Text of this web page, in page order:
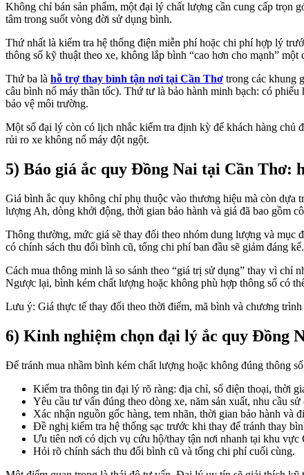
Không chỉ bán sản phẩm, một đại lý chất lượng cần cung cấp trọn
tâm trong suốt vòng đời sử dụng bình.
Thứ nhất là kiểm tra hệ thống điện miễn phí hoặc chi phí hợp lý
thông số kỹ thuật theo xe, không lắp bình “cao hơn cho mạnh”
Thứ ba là hỗ trợ thay bình tận nơi tại Cần Thơ trong các khung
câu bình nổ máy thần tốc). Thứ tư là bảo hành minh bạch: có
bảo vệ môi trường.
Một số đại lý còn có lịch nhắc kiểm tra định kỳ để khách hàng
rủi ro xe không nổ máy đột ngột.
5) Báo giá ắc quy Đồng Nai tại Cần Thơ:
Giá bình ắc quy không chỉ phụ thuộc vào thương hiệu mà còn dựa
lượng Ah, dòng khởi động, thời gian bảo hành và giá đã bao gồm
Thông thường, mức giá sẽ thay đổi theo nhóm dung lượng và
có chính sách thu đổi bình cũ, tổng chi phí ban đầu sẽ giảm đáng
Cách mua thông minh là so sánh theo “giá trị sử dụng” thay vì chỉ
Ngược lại, bình kém chất lượng hoặc không phù hợp thông số có
Lưu ý: Giá thực tế thay đổi theo thời điểm, mã bình và chương
6) Kinh nghiệm chọn đại lý ắc quy Đồng
Để tránh mua nhầm bình kém chất lượng hoặc không đúng thông
Kiểm tra thông tin đại lý rõ ràng: địa chỉ, số điện thoại, thời
Yêu cầu tư vấn đúng theo dòng xe, năm sản xuất, nhu cầu sử
Xác nhận nguồn gốc hàng, tem nhãn, thời gian bảo hành và
Đề nghị kiểm tra hệ thống sạc trước khi thay để tránh thay
Ưu tiên nơi có dịch vụ cứu hộ/thay tận nơi nhanh tại khu vực
Hỏi rõ chính sách thu đổi bình cũ và tổng chi phí cuối cùng.